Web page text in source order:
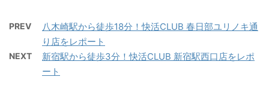
PREV
八木崎駅から徒歩18分！快活CLUB 春日部ユリノキ通
り店をレポート
NEXT
新宿駅から徒歩3分！快活CLUB 新宿駅西口店をレポ
ート